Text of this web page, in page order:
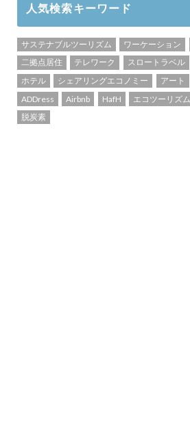
人気検索キーワード
サステナブルツーリズム ワーケーション
二拠点居住
テレワーク スロートラベル
ホテル
シェアリングエコノミー アート
ADDress
Airbnb HafH エコツーリズム
脱炭素